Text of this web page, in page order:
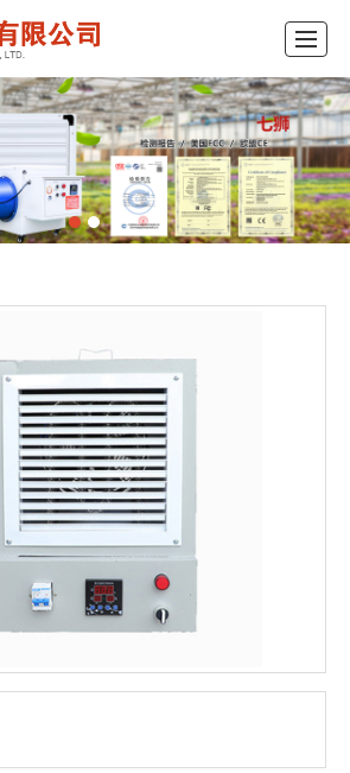
工程示例新闻中心视频展示在线订购联系我们